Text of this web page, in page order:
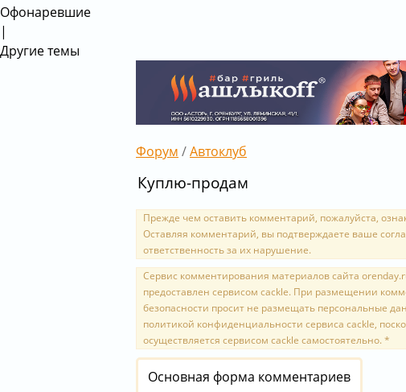
Офонаревшие
|
Другие темы
Форум /Автоклуб
Куплю-продам
Прежде чем оставить комментарий, пожалуйста,
Оставляя комментарий, вы подтверждаете ваше
ответственность за их нарушение.
Сервис комментирования материалов сайта
предоставлен сервисом cackle. При размещении
безопасности просит не размещать персональные
политикой конфиденциальности сервиса cackle,
осуществляется сервисом cackle самостоятельно. *
Основная форма комментариев